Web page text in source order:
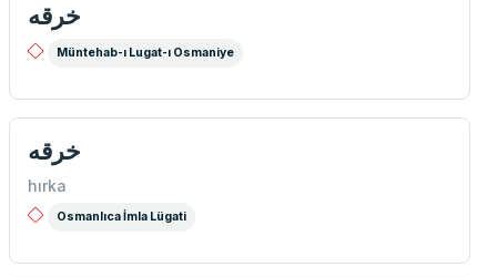
خرقه
Müntehab-ı Lugat-ı Osmaniye
خرقه
hırka
Osmanlıca İmla Lügati